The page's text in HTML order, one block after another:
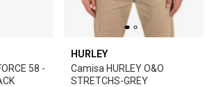
58 -
HURLEY
Camisa HURLEY O&O
STRETCHS-GREY